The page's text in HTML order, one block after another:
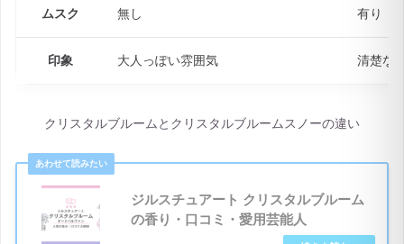
ムスク 無し 有り
印象 大人っぽい雰囲気 清楚な
クリスタルブルームとクリスタルブルームスノーの違い
ジルスチュアート クリスタルブルーム
の香り・口コミ・愛用芸能人